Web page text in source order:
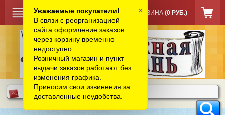
КОРЗИНА (0 РУБ.)
Уважаемые покупатели!
В связи с реорганизацией
сайта оформление заказов
через корзину временно
недоступно.
Розничный магазин и пункт
выдачи заказов работают без
изменения графика.
Приносим свои извинения за
доставленные неудобства.
×